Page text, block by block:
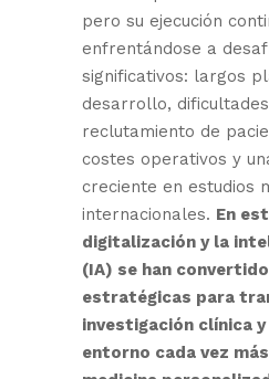
pero su ejecución
enfrentándose a
significativos: largos
desarrollo,
reclutamiento de
costes operativos y
creciente en estudios
internacionales. En
digitalización y la
(IA) se han
estratégicas para
investigación clínica
entorno cada vez